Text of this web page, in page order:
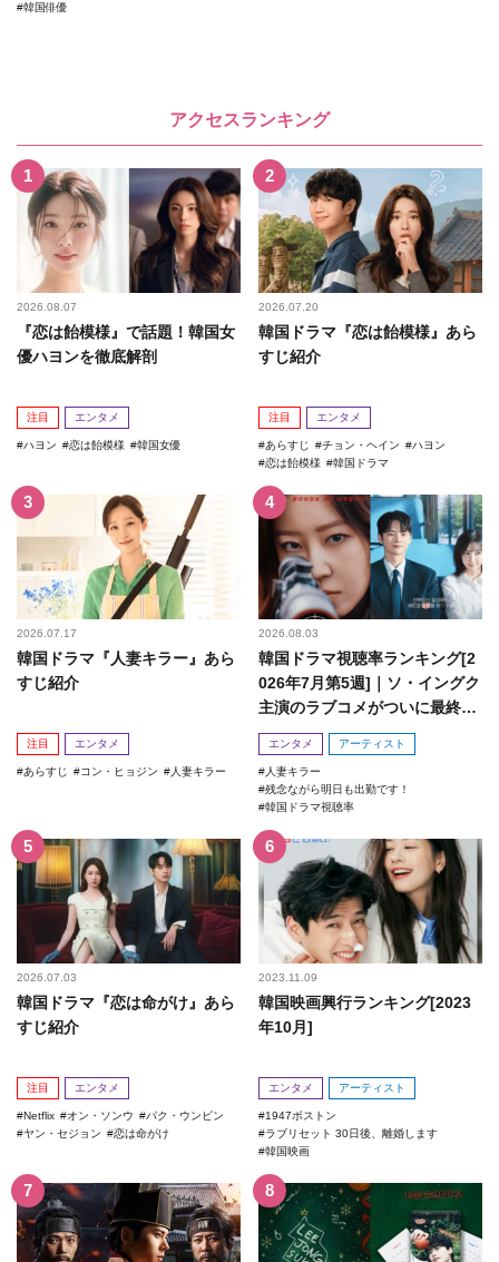
韓国俳優
アクセスランキング
2026.08.07
『恋は飴模様』で話題！韓国女
優ハヨンを徹底解剖
注目 エンタメ
ハヨン 恋は飴模様 韓国女優
2026.07.20
韓国ドラマ『恋は飴模様』あら
すじ紹介
注目 エンタメ
あらすじ チョン・ヘイン
ハヨン
恋は飴模様
韓国ドラマ
2026.07.17
韓国ドラマ『人妻キラー』あら
すじ紹介
注目 エンタメ
あらすじ コン・ヒョジン 人妻キラー
2026.08.03
韓国ドラマ視聴率ランキング[2
026年7月第5週]｜ソ・イングク
主演のラブコメがついに最終
回！
エンタメ アーティスト
人妻キラー
残念ながら明日も出勤です！
韓国ドラマ視聴率
2026.07.03
韓国ドラマ『恋は命がけ』あら
すじ紹介
注目 エンタメ
Netflix オン・ソンウ
パク・ウンビン
ヤン・セジョン
恋は命がけ
2023.11.09
韓国映画興行ランキング[2023
年10月]
エンタメ アーティスト
1947ボストン
ラブリセット 30日後、離婚します
韓国映画